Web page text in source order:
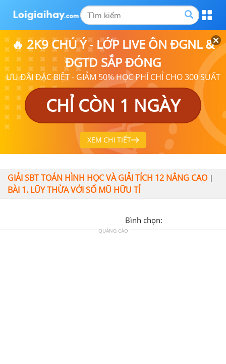
🔥 2K9 CHÚ Ý - LỚP LIVE ÔN ĐGNL &
ĐGTD SẮP ĐÓNG
ƯU ĐÃI ĐẶC BIỆT - GIẢM 50% HỌC PHÍ CHỈ CHO 300 SUẤT
CHỈ CÒN 1 NGÀY
XEM CHI TIẾT
GIẢI SBT TOÁN HÌNH HỌC VÀ GIẢI TÍCH 12 NÂNG CAO|
BÀI 1. LŨY THỪA VỚI SỐ MŨ HỮU TỈ
Bình chọn:
QUẢNG CÁO